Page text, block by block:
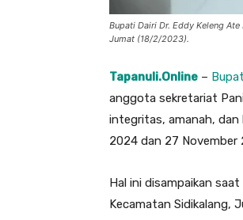
Bupati Dairi Dr. Eddy Keleng
Jumat (18/2/2023).
Tapanuli.Online –
anggota sekretariat
integritas, amanah, dan
2024 dan 27 November
Hal ini disampaikan
Kecamatan Sidikalang,